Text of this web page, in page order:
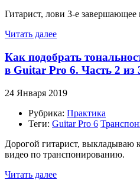
Гитарист, лови 3-е
Читать далее
Как подобрать
в Guitar Pro 6. Часть 2 из
24 Января 2019
Рубрика: Практика
Теги: Guitar Pro 6
Дорогой гитарист, выкладываю
видео по транспонированию.
Читать далее